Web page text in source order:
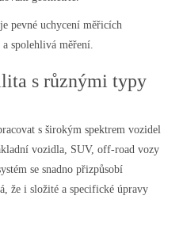
pevné uchycení měřicích
a spolehlivá měření.
s různými typy
s širokým spektrem vozidel
vozidla, SUV, off-road vozy
se snadno přizpůsobí
že i složité a specifické úpravy